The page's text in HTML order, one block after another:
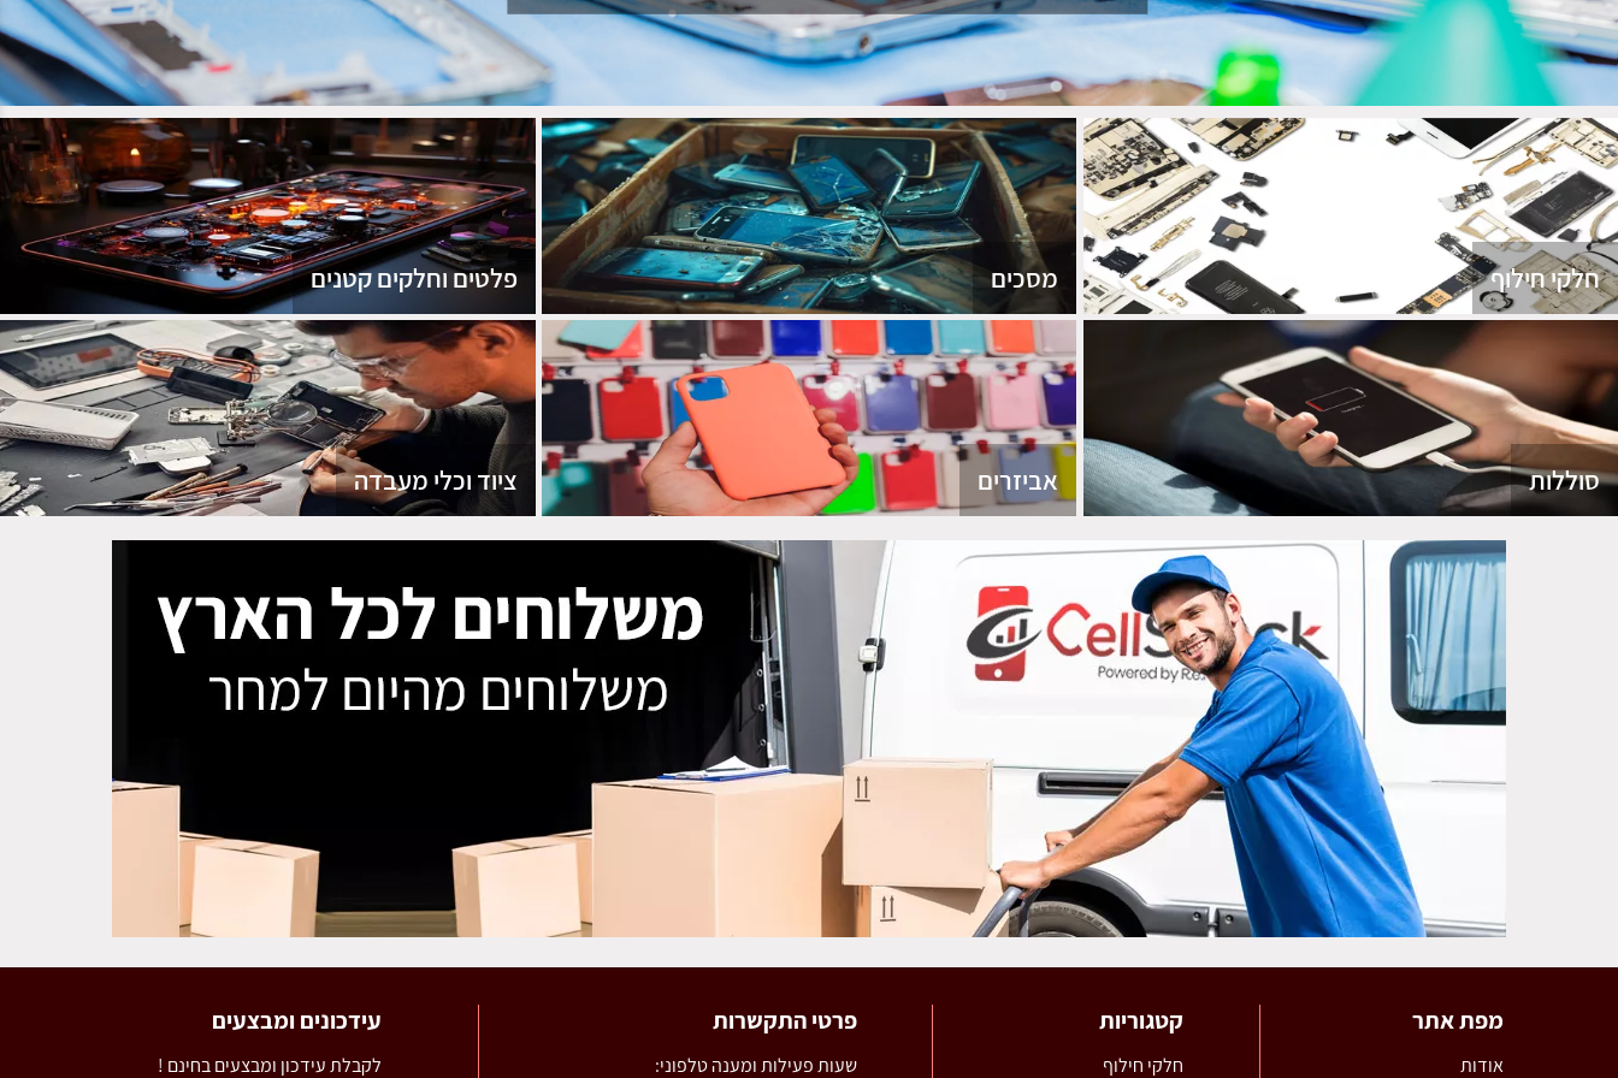
חלקי חילוף מסכים פלטים וחלקים קטנים
סוללות אביזרים ציוד וכלי מעבדה
מפת אתר
אודות
קטגוריות
חלקי חילוף
פרטי התקשרות
שעות פעילות ומענה טלפוני:
עידכונים ומבצעים
לקבלת עידכון ומבצעים בחינם !